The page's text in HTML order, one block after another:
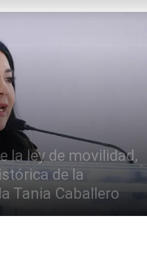
Oaxaca
la ley de movilidad,
de la
Tania Caballero